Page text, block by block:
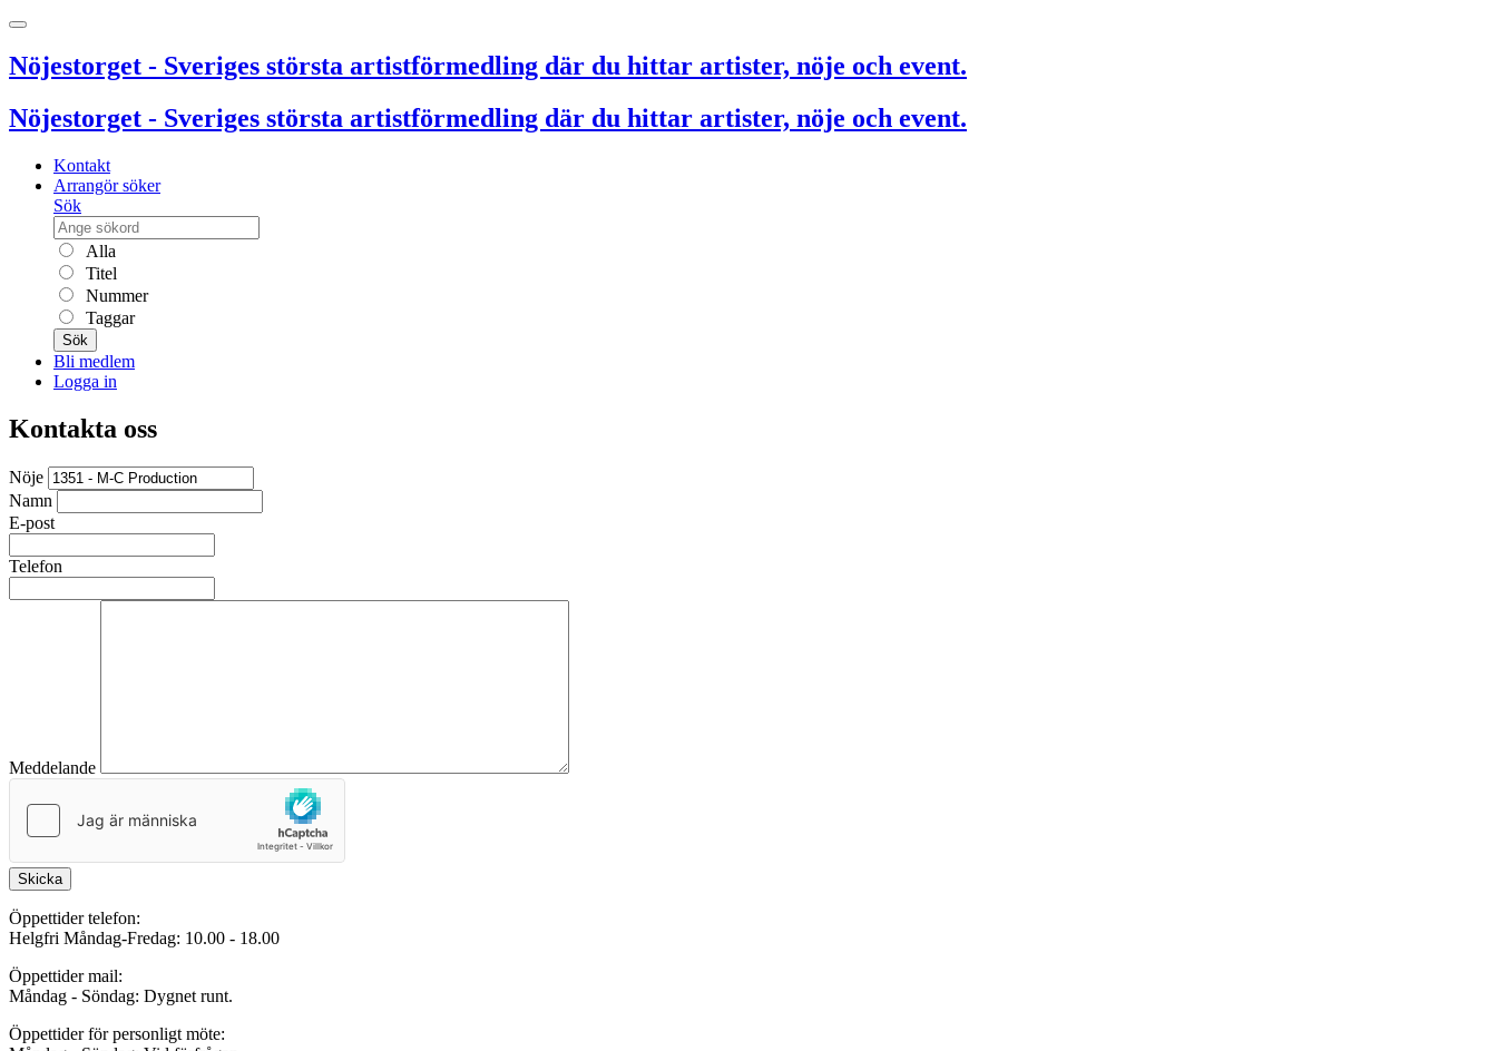
Nöjestorget - Sveriges största artistförmedling där du hittar artister, nöje och event.
Nöjestorget - Sveriges största artistförmedling där du hittar artister, nöje och event.
Kontakt
Arrangör söker
Sök
Alla
Titel
Nummer
Taggar
Sök
Bli medlem
Logga in
Kontakta oss
Nöje
Namn
E-post
Telefon
Meddelande
Skicka
Öppettider telefon:
Helgfri Måndag-Fredag: 10.00 - 18.00
Öppettider mail:
Måndag - Söndag: Dygnet runt.
Öppettider för personligt möte: